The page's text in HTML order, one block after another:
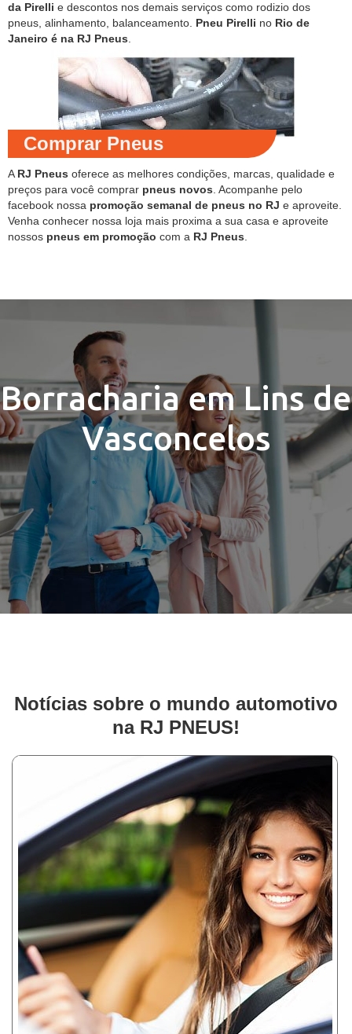
da Pirelli e descontos nos demais serviços como rodizio dos
pneus, alinhamento, balanceamento. Pneu Pirelli no Rio de
Janeiro é na RJ Pneus
Comprar Pneus
A RJ Pneus oferece as melhores condições, marcas, qualidade e
preços para você comprar pneus novos . Acompanhe pelo
facebook nossa promoção semanal de pneus no RJ e aproveite.
Venha conhecer nossa loja mais proxima a sua casa e aproveite
nossos pneus em promoção com a RJ Pneus
Borracharia em Lins de
Vasconcelos
Notícias sobre o mundo automotivo
na RJ PNEUS!